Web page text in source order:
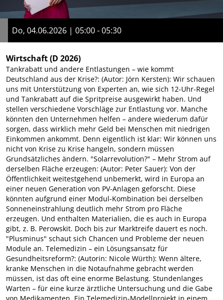
Do, 04.06.2026 | 05:00 - 05:30
Wirtschaft(D 2026)
Tankrabatt und andere Entlastungen – wie kommt
Deutschland aus der Krise?: (Autor: Jörn Kersten): Wir schauen
uns mit Unterstützung von Experten an, wie sich 12-Uhr-Regel
und Tankrabatt auf die Spritpreise ausgewirkt haben. Und
stellen verschiedene Vorschläge zur Entlastung vor. Manche
könnten den Unternehmen helfen – andere wiederum dafür
sorgen, dass wirklich mehr Geld bei Menschen mit niedrigen
Einkommen ankommt. Denn eigentlich ist klar: Wir können uns
nicht von Krise zu Krise hangeln, sondern müssen
Grundsätzliches ändern. "Solarrevolution?" – Mehr Strom auf
derselben Fläche erzeugen: (Autor: Peter Sauer): Von der
Öffentlichkeit weitestgehend unbemerkt, wird in Europa an
einer neuen Generation von PV-Anlagen geforscht. Diese
könnten aufgrund einer Modul-Kombination bei derselben
Sonneneinstrahlung deutlich mehr Strom pro Fläche
erzeugen. Und enthalten Materialien, die es auch in Europa
gibt, z. B. Perowskit. Doch bis zur Marktreife dauert es noch.
"Plusminus" schaut sich Chancen und Probleme der neuen
Module an. Telemedizin – ein Lösungsansatz für
Gesundheitsreform?: (Autorin: Nicole Würth): Wenn ältere,
kranke Menschen in die Notaufnahme gebracht werden
müssen, ist das oft eine enorme Belastung. Stundenlanges
Warten – für eine kurze ärztliche Untersuchung und die Gabe